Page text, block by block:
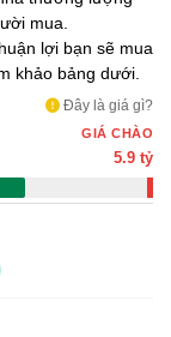
mua.
lợi bạn sẽ mua
khảo bảng dưới.
Đây là giá gì?
GIÁ CHÀO
5.9 tỷ